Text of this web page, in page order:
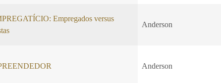
Empregados versus
Anderson
Anderson